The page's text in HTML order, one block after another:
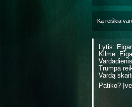
Ką reiškia
Lytis:
Kilmė:
Trumpa
Vardą
Patiko?